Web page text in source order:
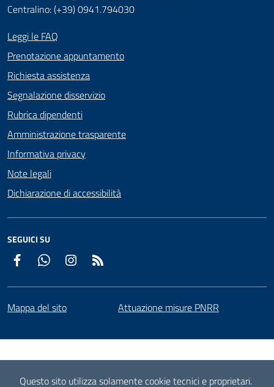
Centralino: (+39) 0941.794030
Leggi le FAQ
Prenotazione appuntamento
Richiesta assistenza
Segnalazione disservizio
Rubrica dipendenti
Amministrazione trasparente
Informativa privacy
Note legali
Dichiarazione di accessibilità
SEGUICI SU
Facebook WhatsAppInstagram
Mappa del sito Attuazione misure PNRR
Questo sito utilizza solamente cookie tecnici e proprietari.